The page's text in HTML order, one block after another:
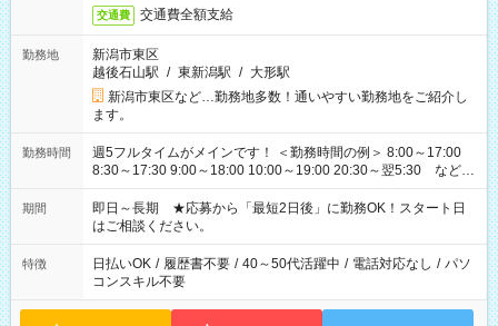
交通費 交通費全額支給
勤務地
新潟市東区
越後石山駅 / 東新潟駅 / 大形駅
新潟市東区など…勤務地多数！通いやすい勤務地をご紹介し
ます。
勤務時間
週5フルタイムがメインです！ ＜勤務時間の例＞ 8:00～17:00
8:30～17:30 9:00～18:00 10:00～19:00 20:30～翌5:30 など ★
その他にも勤務時間多数！ 日勤のみ、残業なし、交替制など
ご希望を教えてください！
期間
即日～長期 ★応募から「最短2日後」に勤務OK！スタート日
はご相談ください。
特徴 日払いOK / 履歴書不要 / 40～50代活躍中 / 電話対応なし / パソ
コンスキル不要